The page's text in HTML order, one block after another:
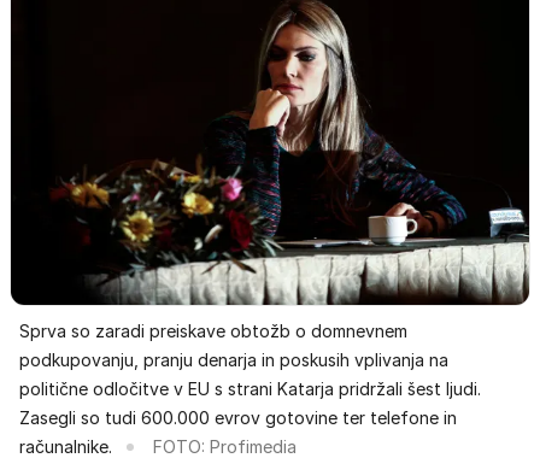
Sprva so zaradi preiskave obtožb o domnevnem
podkupovanju, pranju denarja in poskusih vplivanja na
politične odločitve v EU s strani Katarja pridržali šest ljudi.
Zasegli so tudi 600.000 evrov gotovine ter telefone in
računalnike.
FOTO: Profimedia